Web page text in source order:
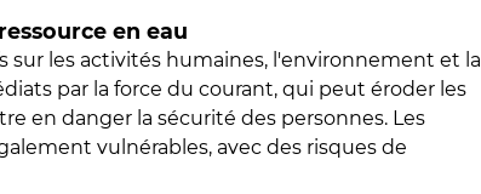
en eau
les activités humaines, l'environnement et la
par la force du courant, qui peut éroder les
en danger la sécurité des personnes. Les
vulnérables, avec des risques de